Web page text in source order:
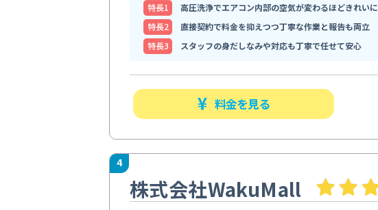
特⻑1
高圧洗浄でエアコン内部の空気が変わるほどきれいに
特⻑2
直接契約で料金を抑えつつ丁寧な作業と報告も両立
特⻑3
スタッフの身だしなみや対応も丁寧で任せて安心
料金を見る
4
株式会社WakuMall